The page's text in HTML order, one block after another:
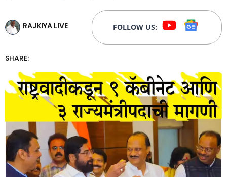
RAJKIYA LIVE FOLLOW US:
SHARE: